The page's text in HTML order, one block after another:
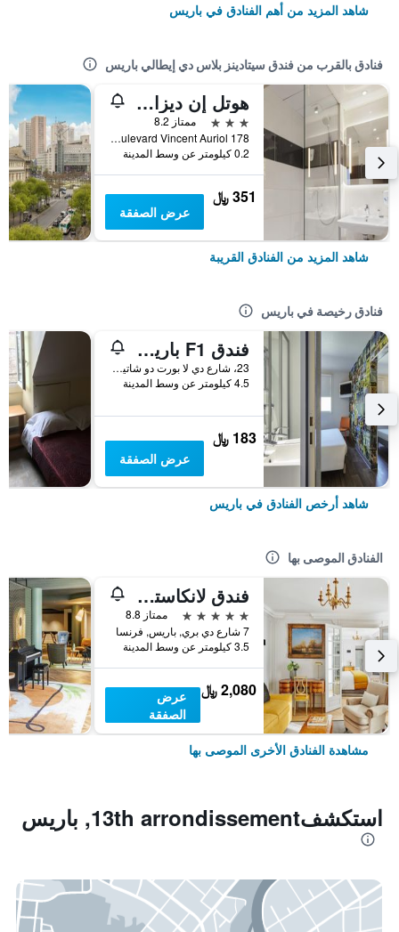
شاهد المزيد من أهم الفنادق في باريس
فنادق بالقرب من فندق سيتادينز بلاس دي إيطالي باريس
هوتل إن ديزاين باري بلاس ديتالي
3 نجوم
ممتاز 8.2
178 Boulevard Vincent Auriol, باريس, فرنسا
0.2 كيلومتر عن وسط المدينة
351 ﷼
عرض الصفقة
شاهد المزيد من الفنادق القريبة
فنادق رخيصة في باريس
فندق F1 باريس بورت دو شاتيلون
23، شارع دي لا بورت دو شاتيلون, باريس, فرنسا
4.5 كيلومتر عن وسط المدينة
183 ﷼
عرض الصفقة
شاهد أرخص الفنادق في باريس
الفنادق الموصى بها
فندق لانكاستر باريس شانزليزيه
5 نجوم
ممتاز 8.8
7 شارع دي بري, باريس, فرنسا
3.5 كيلومتر عن وسط المدينة
2,080 ﷼
عرض
الصفقة
مشاهدة الفنادق الأخرى الموصى بها
استكشف13th arrondissement, باريس